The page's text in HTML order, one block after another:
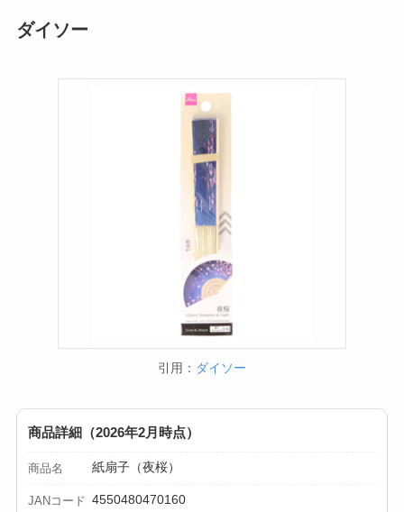
ダイソー
引用： ダイソー
商品詳細（2026年2月時点）
商品名 紙扇子（夜桜）
JANコード 4550480470160